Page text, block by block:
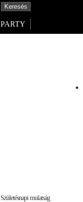
PARTY
mulatság